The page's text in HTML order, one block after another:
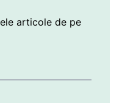
articole de pe